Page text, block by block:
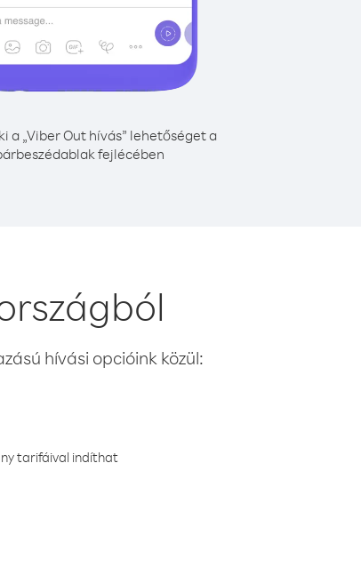
a „Viber Out hívás” lehetőséget a
fejlécében
hívási opcióink közül:
tarifáival indíthat